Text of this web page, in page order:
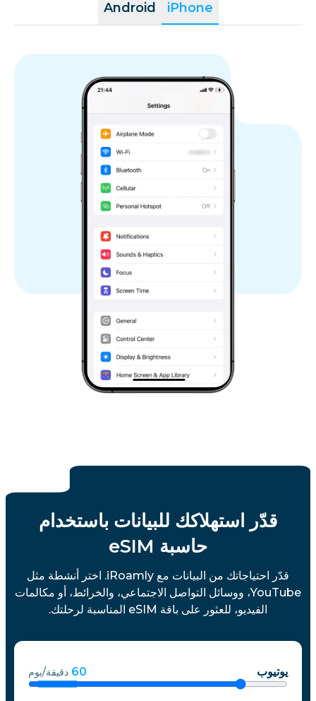
iPhone
Android
قدّر استهلاكك للبيانات باستخدام
حاسبة eSIM
قدّر احتياجاتك من البيانات مع iRoamly. اختر أنشطة مثل
YouTube، ووسائل التواصل الاجتماعي، والخرائط، أو مكالمات
الفيديو، للعثور على باقة eSIM المناسبة لرحلتك.
يوتيوب 60 دقيقة/يوم